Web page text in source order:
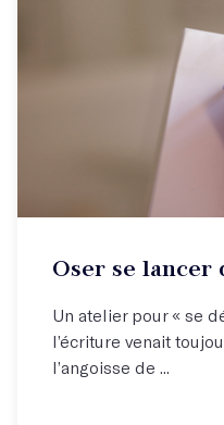
Oser se lancer
Un atelier pour « se
l’écriture venait
l’angoisse de ...